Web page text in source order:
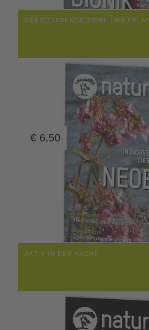
GEBIETSFREMDE TIERE UND
€ 6,50
AKTIV IN DER NACHT